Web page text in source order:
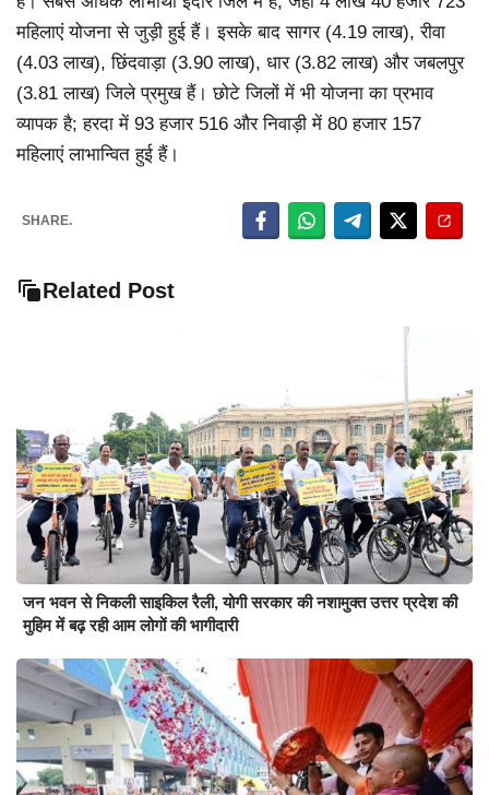
महिलाएं योजना से जुड़ी हुई हैं। इसके बाद सागर (4.19 लाख), रीवा
(4.03 लाख), छिंदवाड़ा (3.90 लाख), धार (3.82 लाख) और जबलपुर
(3.81 लाख) जिले प्रमुख हैं। छोटे जिलों में भी योजना का प्रभाव
व्यापक है; हरदा में 93 हजार 516 और निवाड़ी में 80 हजार 157
महिलाएं लाभान्वित हुई हैं।
SHARE.
Related Post
जन भवन से निकली साइकिल रैली, योगी सरकार की नशामुक्त उत्तर प्रदेश की
मुहिम में बढ़ रही आम लोगों की भागीदारी